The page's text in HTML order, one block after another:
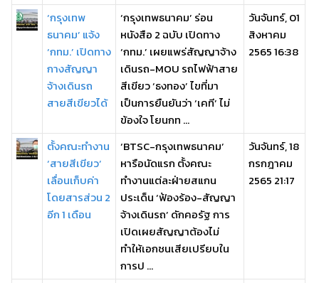
‘กรุงเทพ
ธนาคม’ แจ้ง
‘กทม.’ เปิดทาง
กางสัญญา
จ้างเดินรถ
สายสีเขียวได้
‘กรุงเทพธนาคม’ ร่อน
หนังสือ 2 ฉบับ เปิดทาง
‘กทม.’ เผยแพร่สัญญาจ้าง
เดินรถ-MOU รถไฟฟ้าสาย
สีเขียว ‘ธงทอง’ ไขที่มา
เป็นการยืนยันว่า ‘เคที’ ไม่
ข้องใจ โยนกท ...
วันจันทร์, 01
สิงหาคม
2565 16:38
ตั้งคณะทำงาน
‘สายสีเขียว’
เลื่อนเก็บค่า
โดยสารส่วน 2
อีก 1 เดือน
‘BTSC-กรุงเทพธนาคม’
หารือนัดแรก ตั้งคณะ
ทำงานแต่ละฝ่ายสแกน
ประเด็น ‘ฟ้องร้อง-สัญญา
จ้างเดินรถ’ ดักคอรัฐ การ
เปิดเผยสัญญาต้องไม่
ทำให้เอกชนเสียเปรียบใน
การป ...
วันจันทร์, 18
กรกฎาคม
2565 21:17